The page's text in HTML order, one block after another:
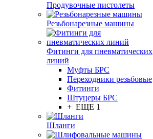
Продувочные пистолеты
Резьбонарезные машины
Фитинги для пневматических
линий
Муфты БРС
Переходники резьбовые
Фитинги
Штуцеры БРС
+ ЕЩЕ 1
Шланги